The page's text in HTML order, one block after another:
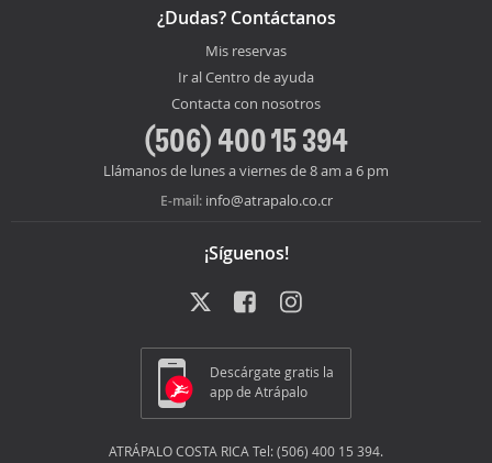
¿Dudas? Contáctanos
Mis reservas
Ir al Centro de ayuda
Contacta con nosotros
(506) 400 15 394
Llámanos de lunes a viernes de 8 am a 6 pm
E-mail: info@atrapalo.co.cr
¡Síguenos!
Descárgate gratis la
app de Atrápalo
ATRÁPALO COSTA RICA Tel: (506) 400 15 394.